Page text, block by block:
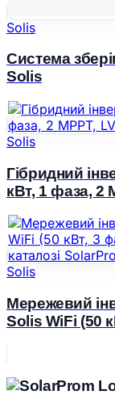
Solis
Система
Solis
Solis
Гібридний
кВт, 1 фаза, 2
Solis
Мережевий
Solis WiFi (50